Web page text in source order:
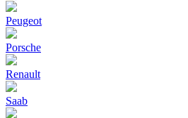
Peugeot
Porsche
Renault
Saab